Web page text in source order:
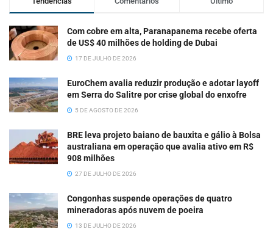
Com cobre em alta, Paranapanema recebe oferta
de US$ 40 milhões de holding de Dubai
17 DE JULHO DE 2026
EuroChem avalia reduzir produção e adotar layoff
em Serra do Salitre por crise global do enxofre
5 DE AGOSTO DE 2026
BRE leva projeto baiano de bauxita e gálio à Bolsa
australiana em operação que avalia ativo em R$
908 milhões
27 DE JULHO DE 2026
Congonhas suspende operações de quatro
mineradoras após nuvem de poeira
13 DE JULHO DE 2026